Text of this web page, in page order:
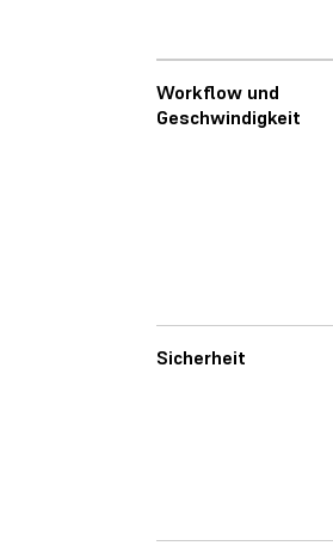
Workflow und
Geschwindigkeit
Sicherheit